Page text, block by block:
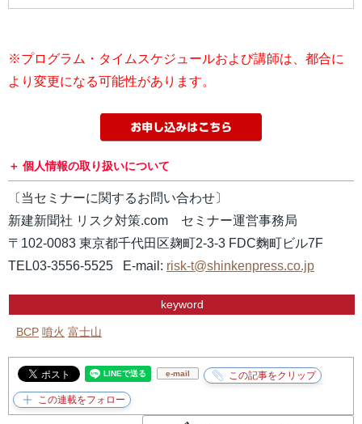
※プログラム・タイムスケジュールおよび講師は、都合に
より変更になる可能性があります。
個人情報の取り扱いについて
〔当セミナーに関するお問い合わせ〕
新建新聞社 リスク対策.com セミナー運営事務局
〒102-0083 東京都千代田区麹町2-3-3 FDC麴町ビル7F
TEL03-3556-5525 E-mail: risk-t@shinkenpress.co.jp
keyword
BCP 噴火 富士山
e-mail